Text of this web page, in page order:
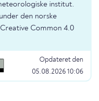
institut.
den norske
Common 4.0
Opdateret den
05.08.2026 10:06